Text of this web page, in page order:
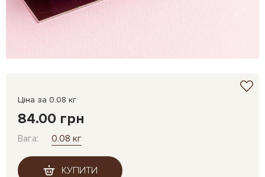
Ціна за 0.08 кг
84.00 грн
Вага: 0.08 кг
КУПИТИ